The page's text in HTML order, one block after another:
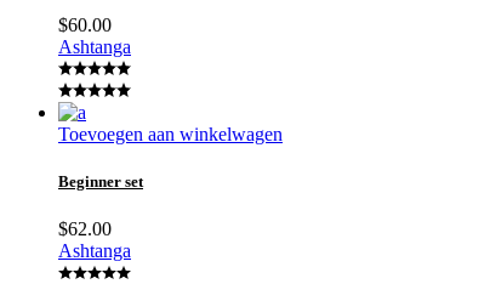
$60.00
Ashtanga
Toevoegen aan winkelwagen
Beginner set
$62.00
Ashtanga